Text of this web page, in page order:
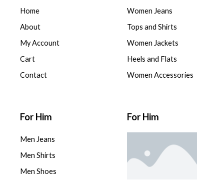
Home
About
My Account
Cart
Contact
Women Jeans
Tops and Shirts
Women Jackets
Heels and Flats
Women Accessories
For Him
Men Jeans
Men Shirts
Men Shoes
For Him